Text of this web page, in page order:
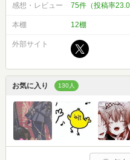
感想・レビュー 75件（投稿率
本棚 12棚
外部サイト
お気に入り 130人